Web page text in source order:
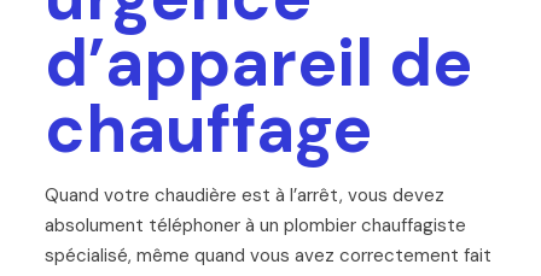
d’appareil de
chauffage
Quand votre chaudière est à l’arrêt, vous devez
absolument téléphoner à un plombier chauffagiste
spécialisé, même quand vous avez correctement fait